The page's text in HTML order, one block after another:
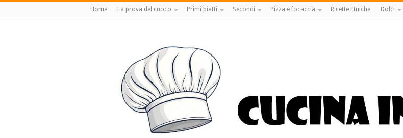
Home La prova del cuoco Primi piatti Secondi Pizza e focaccia Ricette Etniche Dolci